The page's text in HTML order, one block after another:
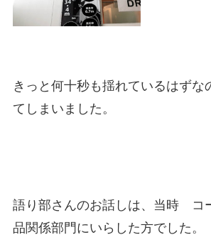
きっと何十秒も揺れているはずな
てしまいました。
語り部さんのお話しは、当時 コ
品関係部門にいらした方でした。